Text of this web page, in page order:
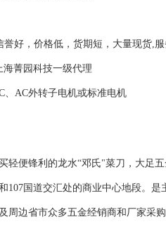
誉好，价格低，货期短，大量现货,
海菁园科技一级代理
、AC外转子电机或标准电机
便锋利的龙水“邓氏"菜刀，大足
107国道交汇处的商业中心地段。
周边省市众多五金经销商和厂家采